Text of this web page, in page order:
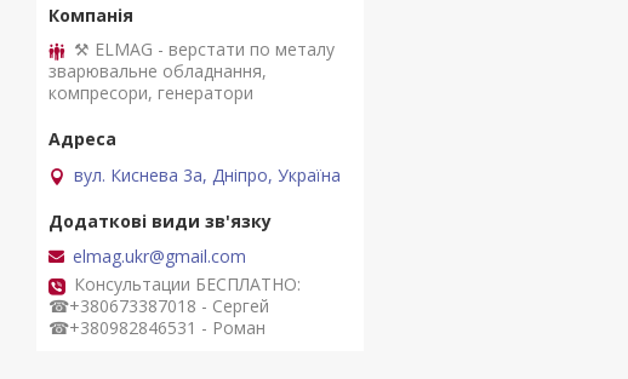
⚒ ELMAG - верстати по металу
зварювальне обладнання,
компресори, генератори
вул. Киснева 3а, Дніпро, Україна
elmag.ukr@gmail.com
Консультации БЕСПЛАТНО:
☎+380673387018 - Сергей
☎+380982846531 - Роман